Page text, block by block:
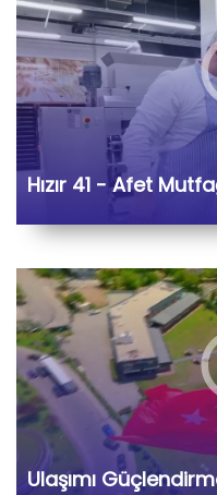
Hızır 41 - Afet
Ulaşımı